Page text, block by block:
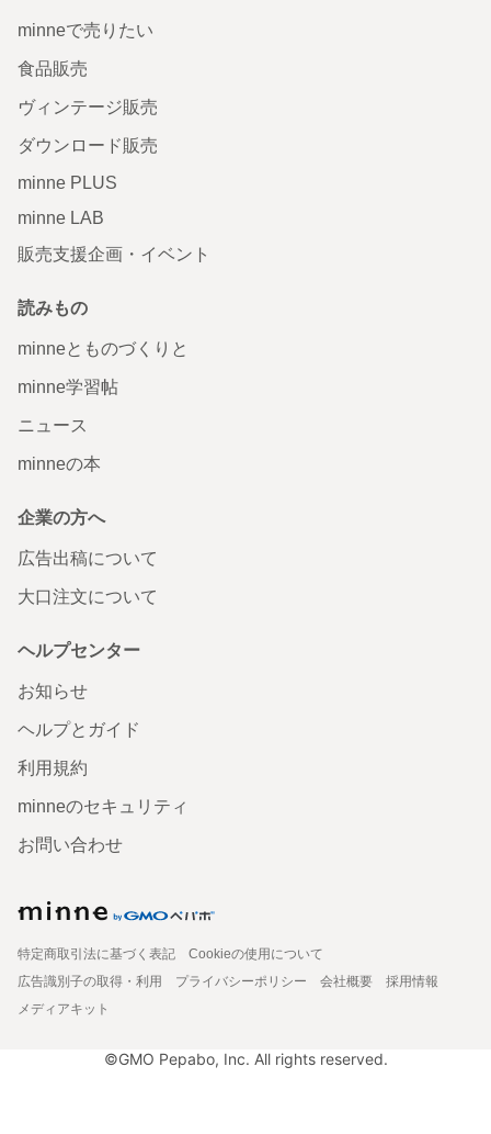
minneで売りたい
食品販売
ヴィンテージ販売
ダウンロード販売
minne PLUS
minne LAB
販売支援企画・イベント
読みもの
minneとものづくりと
minne学習帖
ニュース
minneの本
企業の方へ
広告出稿について
大口注文について
ヘルプセンター
お知らせ
ヘルプとガイド
利用規約
minneのセキュリティ
お問い合わせ
特定商取引法に基づく表記
Cookieの使用について
広告識別子の取得・利用
プライバシーポリシー 会社概要
採用情報
メディアキット
©GMO Pepabo, Inc. All rights reserved.